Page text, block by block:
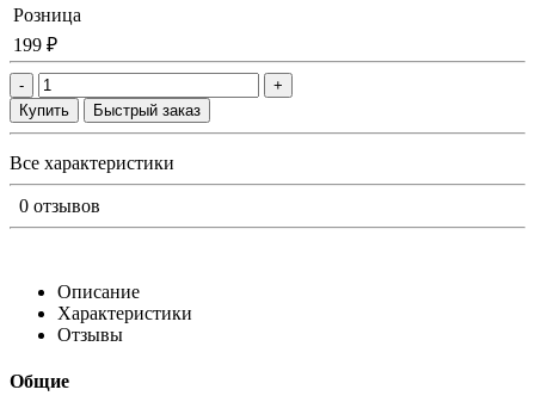
Розница
199 ₽
-
+
Купить
Быстрый заказ
Все характеристики
0 отзывов
Описание
Характеристики
Отзывы
Общие